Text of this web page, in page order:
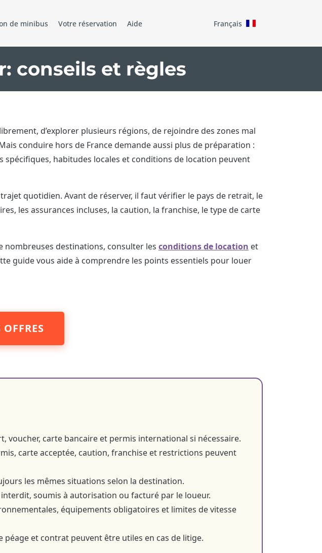
de minibus Votre réservation Aide Français
conseils et règles
d’explorer plusieurs régions, de rejoindre des zones mal
conduire hors de France demande aussi plus de préparation :
habitudes locales et conditions de location peuvent
quotidien. Avant de réserver, il faut vérifier le pays de retrait, le
les assurances incluses, la caution, la franchise, le type de carte
nombreuses destinations, consulter les conditions de location et
guide vous aide à comprendre les points essentiels pour louer
voucher, carte bancaire et permis international si nécessaire.
carte acceptée, caution, franchise et restrictions peuvent
les mêmes situations selon la destination.
soumis à autorisation ou facturé par le loueur.
équipements obligatoires et limites de vitesse
et contrat peuvent être utiles en cas de litige.